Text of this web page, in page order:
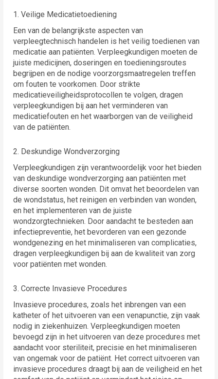
1. Veilige Medicatietoediening
Een van de belangrijkste aspecten van
verpleegtechnisch handelen is het veilig toedienen van
medicatie aan patiënten. Verpleegkundigen moeten de
juiste medicijnen, doseringen en toedieningsroutes
begrijpen en de nodige voorzorgsmaatregelen treffen
om fouten te voorkomen. Door strikte
medicatieveiligheidsprotocollen te volgen, dragen
verpleegkundigen bij aan het verminderen van
medicatiefouten en het waarborgen van de veiligheid
van de patiënten.
2. Deskundige Wondverzorging
Verpleegkundigen zijn verantwoordelijk voor het bieden
van deskundige wondverzorging aan patiënten met
diverse soorten wonden. Dit omvat het beoordelen van
de wondstatus, het reinigen en verbinden van wonden,
en het implementeren van de juiste
wondzorgtechnieken. Door aandacht te besteden aan
infectiepreventie, het bevorderen van een gezonde
wondgenezing en het minimaliseren van complicaties,
dragen verpleegkundigen bij aan de kwaliteit van zorg
voor patiënten met wonden.
3. Correcte Invasieve Procedures
Invasieve procedures, zoals het inbrengen van een
katheter of het uitvoeren van een venapunctie, zijn vaak
nodig in ziekenhuizen. Verpleegkundigen moeten
bevoegd zijn in het uitvoeren van deze procedures met
aandacht voor steriliteit, precisie en het minimaliseren
van ongemak voor de patiënt. Het correct uitvoeren van
invasieve procedures draagt bij aan de veiligheid en het